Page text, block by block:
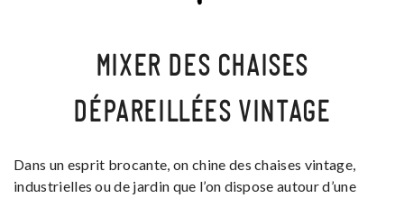
MIXER DES CHAISES
DÉPAREILLÉES VINTAGE
Dans un esprit brocante, on chine des chaises vintage,
industrielles ou de jardin que l’on dispose autour d’une